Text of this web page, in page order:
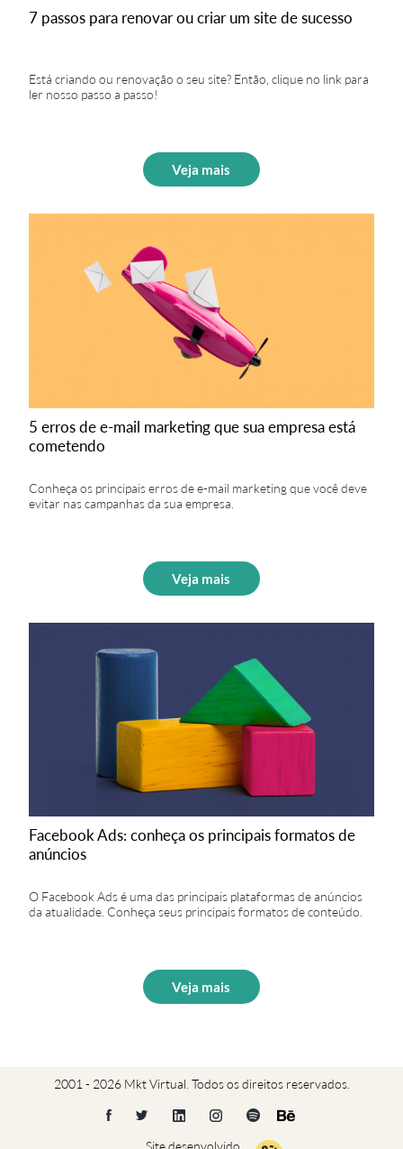
7 passos para renovar ou criar um site de sucesso
Está criando ou renovação o seu site? Então, clique no link para
ler nosso passo a passo!
Veja mais
5 erros de e-mail marketing que sua empresa está
cometendo
Conheça os principais erros de e-mail marketing que você deve
evitar nas campanhas da sua empresa.
Veja mais
Facebook Ads: conheça os principais formatos de
anúncios
O Facebook Ads é uma das principais plataformas de anúncios
da atualidade. Conheça seus principais formatos de conteúdo.
Veja mais
2001 - 2026 Mkt Virtual. Todos os direitos reservados.
Site desenvolvido